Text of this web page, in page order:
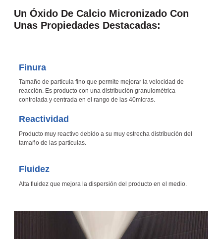
Un Óxido De Calcio Micronizado Con
Unas Propiedades Destacadas:
Finura
Tamaño de partícula fino que permite mejorar la velocidad de
reacción. Es producto con una distribución granulométrica
controlada y centrada en el rango de las 40micras.
Reactividad
Producto muy reactivo debido a su muy estrecha distribución del
tamaño de las partículas.
Fluidez
Alta fluidez que mejora la dispersión del producto en el medio.